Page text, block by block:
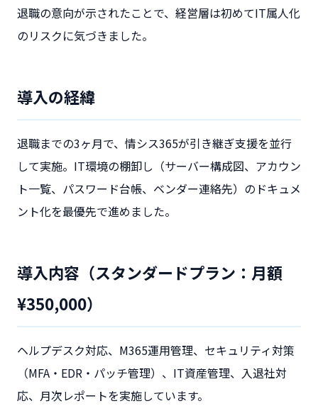
退職の意向が示されたことで、経営層は初めてIT属人化
のリスクに気づきました。
導入の経緯
退職までの3ヶ月で、情シス365が引き継ぎ支援を並行
して実施。IT環境の棚卸し（サーバー構成図、アカウン
ト一覧、パスワード台帳、ベンダー連絡先）のドキュメ
ント化を最優先で進めました。
導入内容（スタンダードプラン：月額
¥350,000）
ヘルプデスク対応、M365運用管理、セキュリティ対策
（MFA・EDR・パッチ管理）、IT資産管理、入退社対
応、月次レポートを実施しています。